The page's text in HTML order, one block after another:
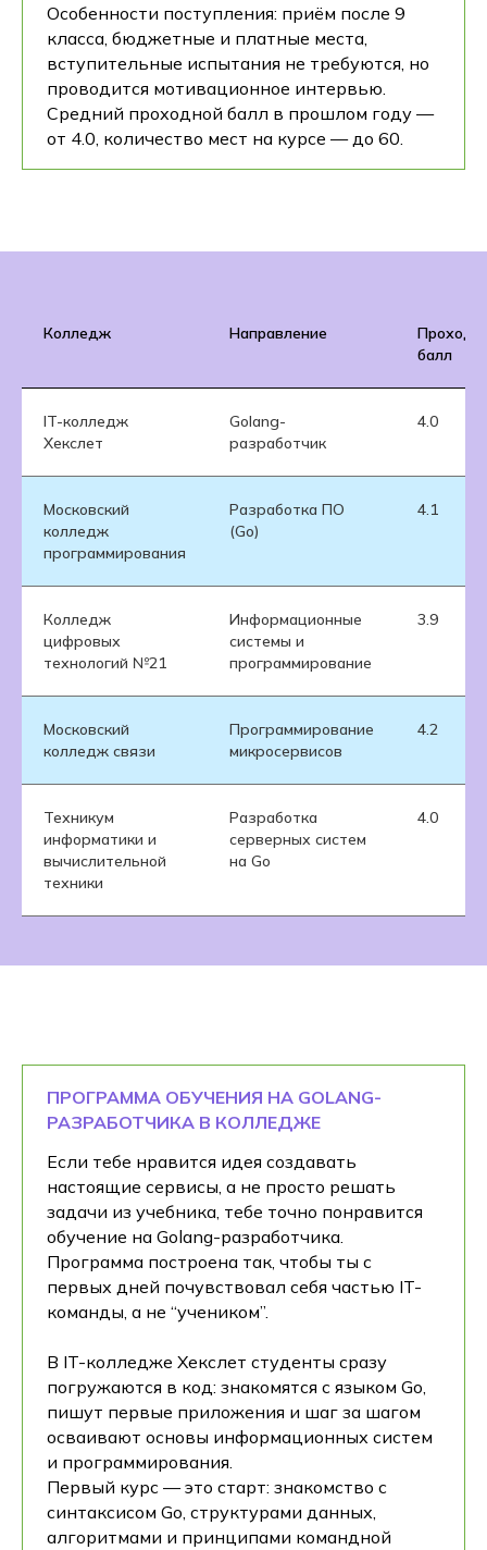
Особенности поступления: приём после 9
класса, бюджетные и платные места,
вступительные испытания не требуются, но
проводится мотивационное интервью.
Средний проходной балл в прошлом году —
от 4.0, количество мест на курсе — до 60.
Колледж Направление
балл
IT-колледж
Хекслет
Golang-
разработчик
4.0
Московский
колледж
программирования
Разработка ПО
(Go)
4.1
Колледж
цифровых
технологий №21
Информационные
системы и
программирование
3.9
Московский
колледж связи
Программирование
микросервисов
4.2
Техникум
информатики и
вычислительной
техники
Разработка
серверных систем
на Go
4.0
ПРОГРАММА ОБУЧЕНИЯ НА GOLANG-
РАЗРАБОТЧИКА В КОЛЛЕДЖЕ
Если тебе нравится идея создавать
настоящие сервисы, а не просто решать
задачи из учебника, тебе точно понравится
обучение на Golang-разработчика.
Программа построена так, чтобы ты с
первых дней почувствовал себя частью IT-
команды, а не “учеником”.
В IT-колледже Хекслет студенты сразу
погружаются в код: знакомятся с языком Go,
пишут первые приложения и шаг за шагом
осваивают основы информационных систем
и программирования.
Первый курс — это старт: знакомство с
синтаксисом Go, структурами данных,
алгоритмами и принципами командной